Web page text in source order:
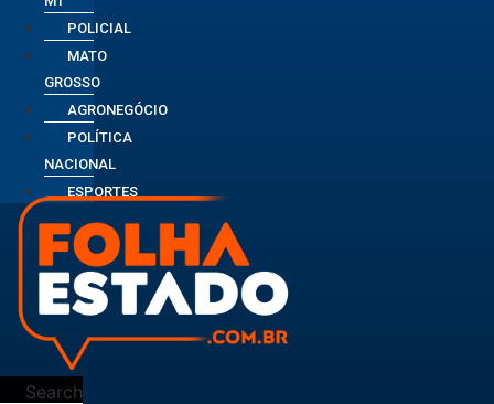
POLICIAL
MATO
GROSSO
AGRONEGÓCIO
POLÍTICA
NACIONAL
ESPORTES
Search